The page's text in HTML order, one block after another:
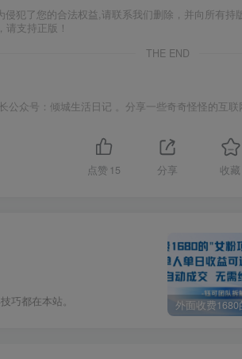
犯了您的合法权益,请联系我们删除，并向所有
支持正版！
THE END
公众号：倾城生活日记 。分享一些奇奇怪怪的互
点赞 15 分享 收藏
巧都在本站。